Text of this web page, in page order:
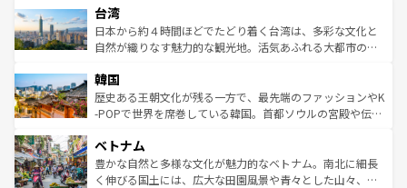
情報は
人々、おいしいローカルフードやハワイアンミュージッ
ク、伝統的なフラダンスなど、すべてがハワイの魅力を彩
っている。訪れるたびに新しい発見と感動が待っているハ
はコンテンツ一覧
リアリーフや大陸中央部にそびえるウルル（エアーズロッ
ク）、タスマニアの美しい原生林やケアンズの熱帯雨林な
ど、見どころがたくさん。また、カフェやワイン、オージ
いる。アクティビティも充実しており、サーフィンやダイ
ビング、ハイキングなど、アウトドア好きにはたまらな
い。オーストラリアの多彩な魅力を存分に味わいつくそ
参照してほしい。
台湾
日本から約４時間ほどでたどり着く台湾は、多彩な文化と
自然が織りなす魅力的な観光地。活気あふれる大都市の台
ン）、静ひつな山岳地帯である台湾東部など、都市の喧騒
と山間の静けさが共存しており、訪れる人に新しい発見と
驚きをもたらしてくれる。また、奥深い台湾の食文化も魅
容にもいいと評判のスイーツなど、バラエティ豊かな料理
が味わえる。 なお、新着の台湾情報は コンテンツ一覧を参
照してほしい。
韓国
歴史ある王朝文化が残る一方で、最先端のファッションやK
-POPで世界を席巻している韓国。首都ソウルの宮殿や伝統
き、地方に足を延ばせば四季折々の自然美を楽しむことが
できる。そして、キムチや焼肉、絶品のストリートフード
まで、さまざまな韓国料理が待っている。夜には、韓国な
ベトナム
豊かな自然と多様な文化が魅力的なベトナム。南北に細長
く伸びる国土には、広大な田園風景や青々とした山々、世